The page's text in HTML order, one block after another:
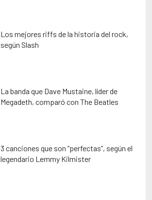
Los mejores riffs de la historia del rock,
según Slash
La banda que Dave Mustaine, líder de
Megadeth, comparó con The Beatles
3 canciones que son “perfectas”, según el
legendario Lemmy Kilmister